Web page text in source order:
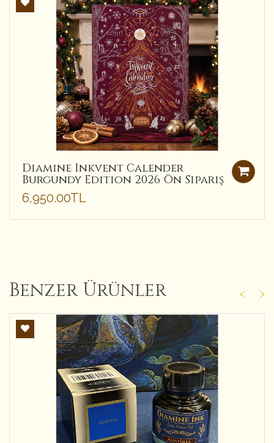
Diamine Inkvent Calender
Burgundy Edition 2026 Ön Sipariş
6,950.00TL
Benzer Ürünler